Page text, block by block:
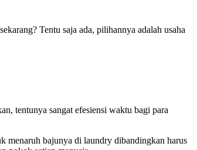
Tentu saja ada, pilihannya adalah usaha
tentunya sangat efesiensi waktu bagi para
menaruh bajunya di laundry dibandingkan harus